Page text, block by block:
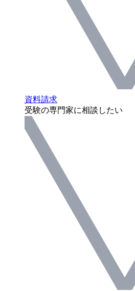
資料請求
受験の専門家に相談したい